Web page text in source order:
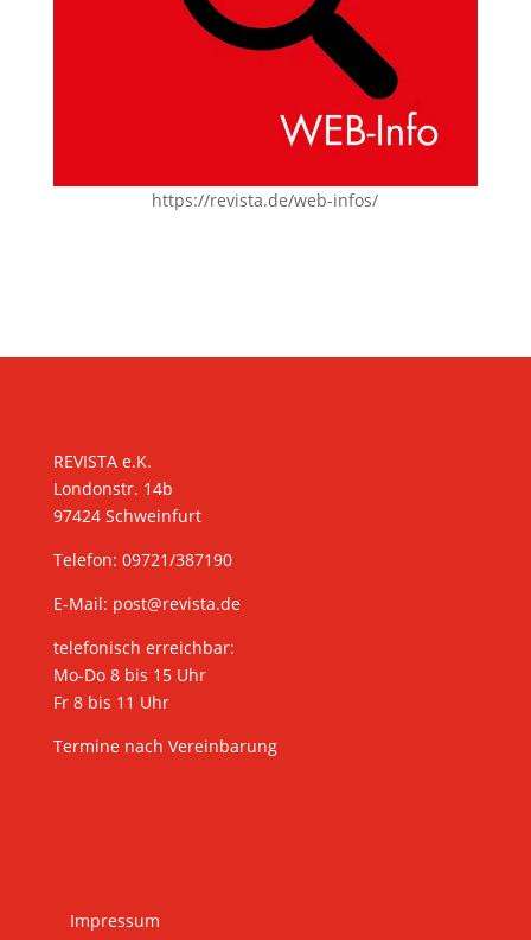
https://revista.de/web-infos/
REVISTA e.K.
Londonstr. 14b
97424 Schweinfurt
Telefon: 09721/387190
E-Mail: post@revista.de
telefonisch erreichbar:
Mo-Do 8 bis 15 Uhr
Fr 8 bis 11 Uhr
Termine nach Vereinbarung
Impressum